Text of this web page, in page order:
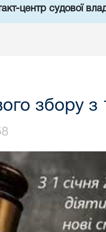
центр судової
збору з